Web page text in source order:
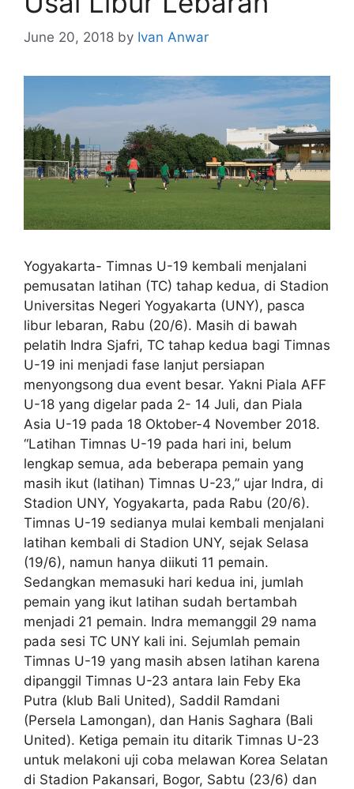
June 20, 2018 by Ivan Anwar
Yogyakarta- Timnas U-19 kembali menjalani
pemusatan latihan (TC) tahap kedua, di Stadion
Universitas Negeri Yogyakarta (UNY), pasca
libur lebaran, Rabu (20/6). Masih di bawah
pelatih Indra Sjafri, TC tahap kedua bagi Timnas
U-19 ini menjadi fase lanjut persiapan
menyongsong dua event besar. Yakni Piala AFF
U-18 yang digelar pada 2- 14 Juli, dan Piala
Asia U-19 pada 18 Oktober-4 November 2018.
“Latihan Timnas U-19 pada hari ini, belum
lengkap semua, ada beberapa pemain yang
masih ikut (latihan) Timnas U-23,” ujar Indra, di
Stadion UNY, Yogyakarta, pada Rabu (20/6).
Timnas U-19 sedianya mulai kembali menjalani
latihan kembali di Stadion UNY, sejak Selasa
(19/6), namun hanya diikuti 11 pemain.
Sedangkan memasuki hari kedua ini, jumlah
pemain yang ikut latihan sudah bertambah
menjadi 21 pemain. Indra memanggil 29 nama
pada sesi TC UNY kali ini. Sejumlah pemain
Timnas U-19 yang masih absen latihan karena
dipanggil Timnas U-23 antara lain Feby Eka
Putra (klub Bali United), Saddil Ramdani
(Persela Lamongan), dan Hanis Saghara (Bali
United). Ketiga pemain itu ditarik Timnas U-23
untuk melakoni uji coba melawan Korea Selatan
di Stadion Pakansari, Bogor, Sabtu (23/6) dan